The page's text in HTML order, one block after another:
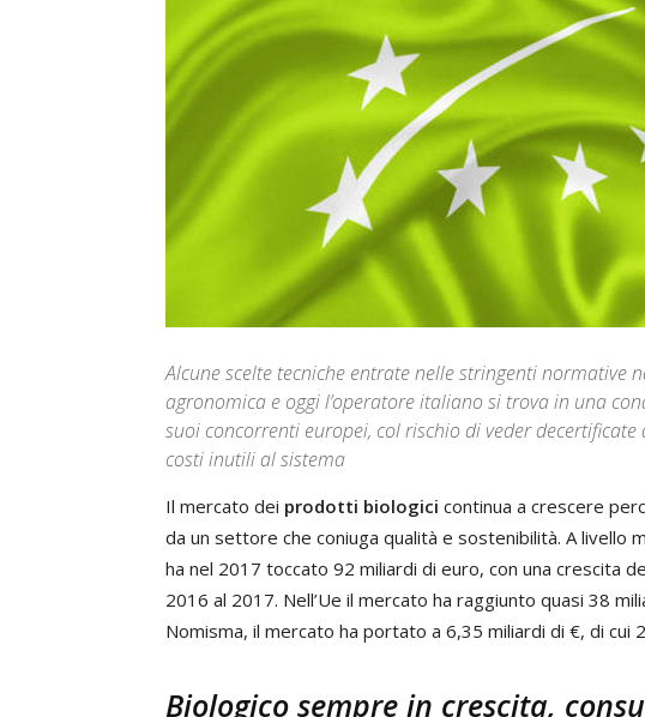
Alcune scelte tecniche entrate nelle stringenti normative
agronomica e oggi l’operatore italiano si trova in una
suoi concorrenti europei, col rischio di veder
costi inutili al sistema
Il mercato dei prodotti biologici continua a crescere
da un settore che coniuga qualità e sostenibilità. A livello
ha nel 2017 toccato 92 miliardi di euro, con una crescita
2016 al 2017. Nell’Ue il mercato ha raggiunto quasi 38
Nomisma, il mercato ha portato a 6,35 miliardi di €, di cui
Biologico sempre in crescita,